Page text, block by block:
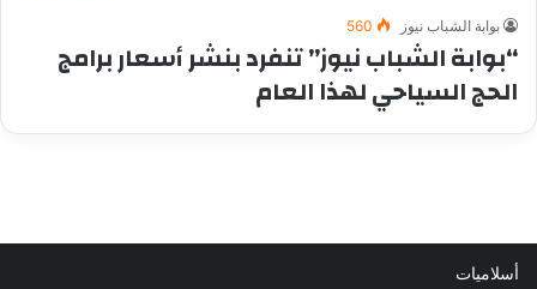
بوابة الشباب نيوز 560
“بوابة الشباب نيوز” تنفرد بنشر أسعار برامج
الحج السياحي لهذا العام
أسلاميات